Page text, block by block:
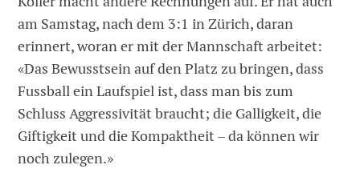
am Samstag, nach dem 3:1 in Zürich, daran
erinnert, woran er mit der Mannschaft arbeitet:
«Das Bewusstsein auf den Platz zu bringen, dass
Fussball ein Laufspiel ist, dass man bis zum
Schluss Aggressivität braucht; die Galligkeit, die
Giftigkeit und die Kompaktheit – da können wir
noch zulegen.»